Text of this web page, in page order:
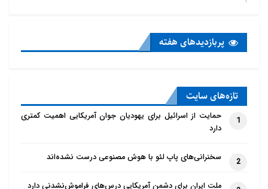
پربازدید‌های هفته
تازه‌‌های سایت
1
حمایت از اسرائیل برای یهودیان جوان آمریکایی اهمیت کمتری
دارد
2 سخنرانی‌های پاپ لئو با هوش مصنوعی درست نشده‌اند
ملت ایران برای دشمن آمریکایی درس‌های فراموش‌نشدنی دارد